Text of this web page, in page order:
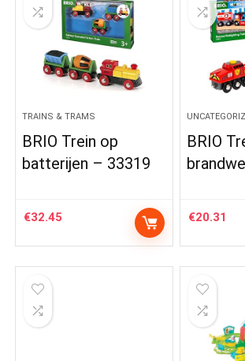
TRAINS & TRAMS
BRIO Trein op
batterijen – 33319
€32.45
BRIO
€20.31